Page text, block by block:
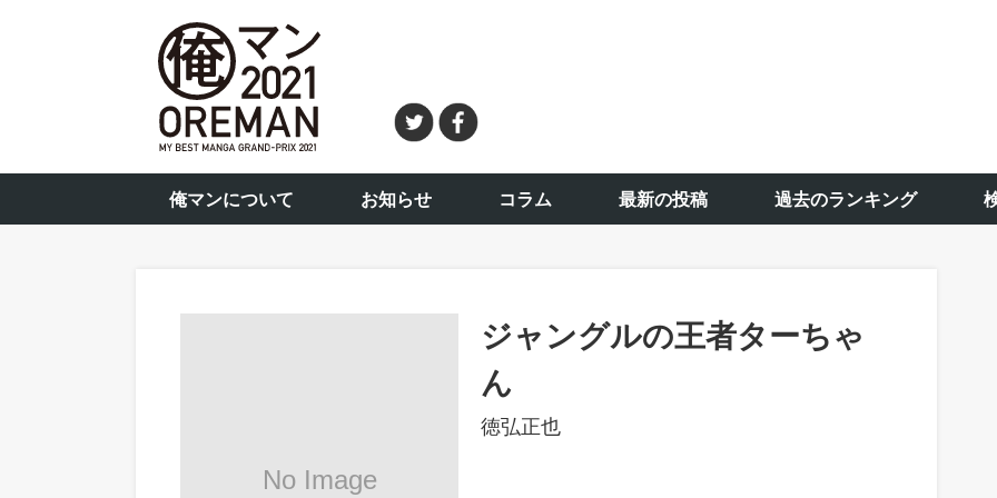
俺マンについて お知らせ コラム 最新の投稿 過去のランキング
ジャングルの王者ターちゃ
ん
徳弘正也